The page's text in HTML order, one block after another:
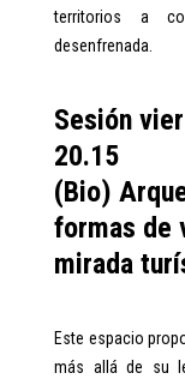
territorios a
desenfrenada.
Sesión
20.15
(Bio)
formas de
mirada
Este espacio
más allá de su